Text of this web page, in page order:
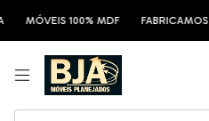
MDF FABRICAMOS SOB MEDIDA